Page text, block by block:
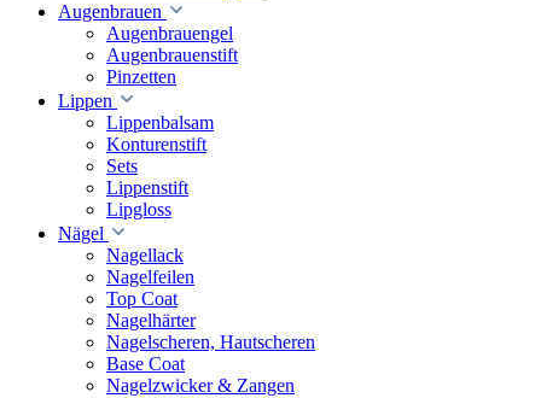
Augenbrauen
Augenbrauengel
Augenbrauenstift
Pinzetten
Lippen
Lippenbalsam
Konturenstift
Sets
Lippenstift
Lipgloss
Nägel
Nagellack
Nagelfeilen
Top Coat
Nagelhärter
Nagelscheren, Hautscheren
Base Coat
Nagelzwicker & Zangen